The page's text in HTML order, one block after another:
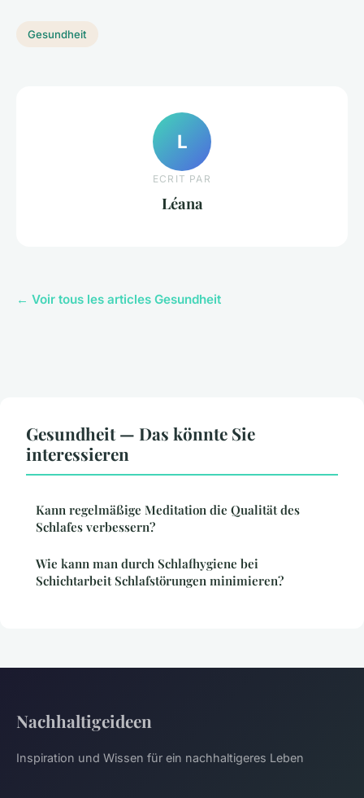
Gesundheit
L
ECRIT PAR
Léana
← Voir tous les articles Gesundheit
Gesundheit — Das könnte Sie
interessieren
Kann regelmäßige Meditation die Qualität des
Schlafes verbessern?
Wie kann man durch Schlafhygiene bei
Schichtarbeit Schlafstörungen minimieren?
Nachhaltigeideen
Inspiration und Wissen für ein nachhaltigeres Leben